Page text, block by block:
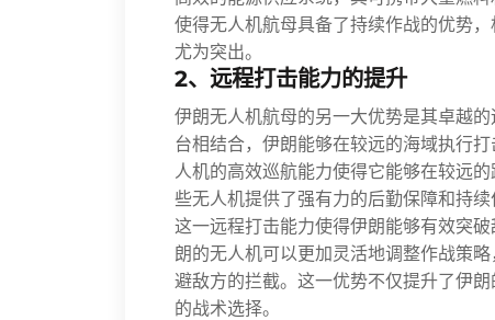
使得无人机航母具备了持续作战的优势
尤为突出。
2、远程打击能力的提升
伊朗无人机航母的另一大优势是其卓越
台相结合，伊朗能够在较远的海域执行
人机的高效巡航能力使得它能够在较远
些无人机提供了强有力的后勤保障和持续
这一远程打击能力使得伊朗能够有效突
朗的无人机可以更加灵活地调整作战策
避敌方的拦截。这一优势不仅提升了伊
的战术选择。